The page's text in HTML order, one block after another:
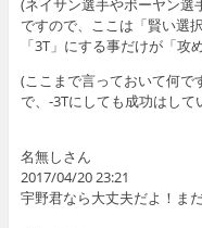
(ネイサン選手やボーヤン選
ですので、ここは「賢い選
「3T」にする事だけが「攻
(ここまで言っておいて何で
で、-3Tにしても成功はし
名無しさん
2017/04/20 23:21
宇野君なら大丈夫だよ！ま